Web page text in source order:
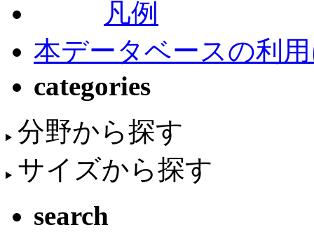
凡例
本データベースの利
categories
分野から探す
サイズから探す
search